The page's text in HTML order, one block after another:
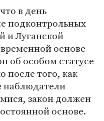
в день
подконтрольных
и Луганской
основе
об особом статусе
после того, как
закон должен
основе.